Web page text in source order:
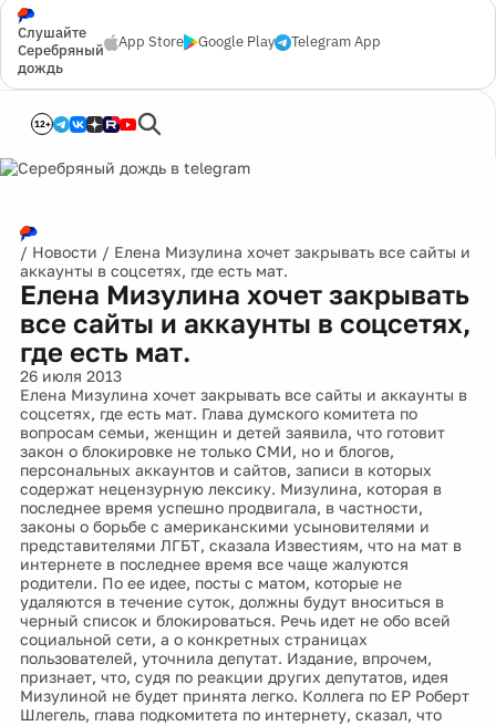
Слушайте
Серебряный
дождь
App Store Google Play Telegram App
12+
/ Новости / Елена Мизулина хочет закрывать все сайты и
аккаунты в соцсетях, где есть мат.
Елена Мизулина хочет закрывать
все сайты и аккаунты в соцсетях,
где есть мат.
26 июля 2013
Елена Мизулина хочет закрывать все сайты и аккаунты в
соцсетях, где есть мат. Глава думского комитета по
вопросам семьи, женщин и детей заявила, что готовит
закон о блокировке не только СМИ, но и блогов,
персональных аккаунтов и сайтов, записи в которых
содержат нецензурную лексику. Мизулина, которая в
последнее время успешно продвигала, в частности,
законы о борьбе с американскими усыновителями и
представителями ЛГБТ, сказала Известиям, что на мат в
интернете в последнее время все чаще жалуются
родители. По ее идее, посты с матом, которые не
удаляются в течение суток, должны будут вноситься в
черный список и блокироваться. Речь идет не обо всей
социальной сети, а о конкретных страницах
пользователей, уточнила депутат. Издание, впрочем,
признает, что, судя по реакции других депутатов, идея
Мизулиной не будет принята легко. Коллега по ЕР Роберт
Шлегель, глава подкомитета по интернету, сказал, что